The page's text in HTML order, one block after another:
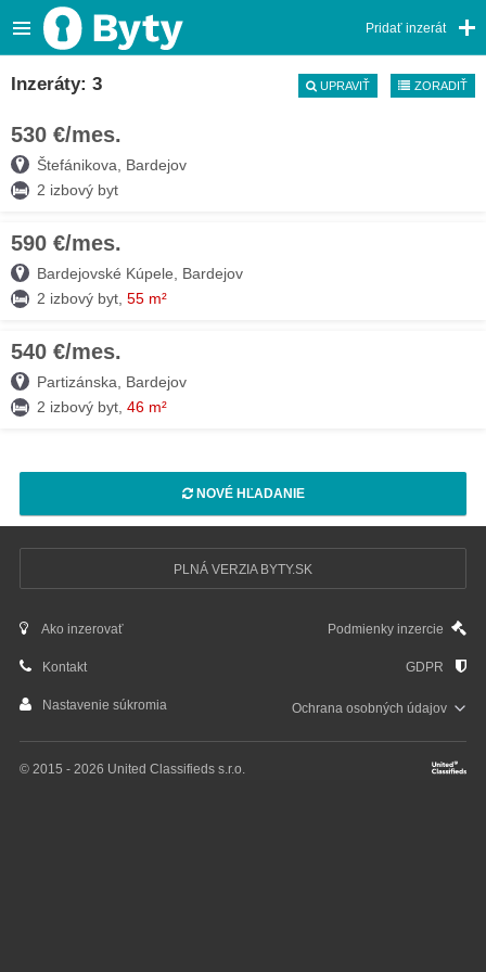
Pridať inzerát
Inzeráty: 3 UPRAVIŤ ZORADIŤ
530 €/mes.
Štefánikova, Bardejov
2 izbový byt
590 €/mes.
Bardejovské Kúpele, Bardejov
2 izbový byt, 55 m²
540 €/mes.
Partizánska, Bardejov
2 izbový byt, 46 m²
NOVÉ HĽADANIE
PLNÁ VERZIA BYTY.SK
Ako inzerovať Podmienky inzercie
Kontakt GDPR
Nastavenie súkromia Ochrana osobnýchúdajov
© 2015 - 2026 United Classifieds s.r.o.